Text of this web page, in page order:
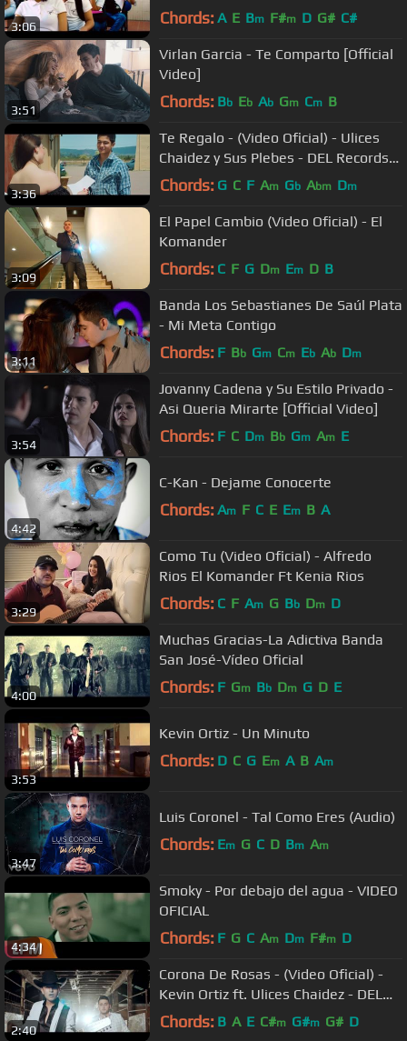
3:06
Oficial) | DEL Records
Chords: A E Bm F#m D G# C#
3:51
Virlan Garcia - Te Comparto [Official
Video]
Chords: Bb Eb Ab Gm Cm B
3:36
Te Regalo - (Video Oficial) - Ulices
Chaidez y Sus Plebes - DEL Records
2017
Chords: G C F Am Gb Abm Dm
3:09
El Papel Cambio (Video Oficial) - El
Komander
Chords: C F G Dm Em D B
3:11
Banda Los Sebastianes De Saúl Plata
- Mi Meta Contigo
Chords: F Bb Gm Cm Eb Ab Dm
3:54
Jovanny Cadena y Su Estilo Privado -
Asi Queria Mirarte [Official Video]
Chords: F C Dm Bb Gm Am E
4:42
C-Kan - Dejame Conocerte
Chords: Am F C E Em B A
3:29
Como Tu (Video Oficial) - Alfredo
Rios El Komander Ft Kenia Rios
Chords: C F Am G Bb Dm D
4:00
Muchas Gracias-La Adictiva Banda
San José-Vídeo Oficial
Chords: F Gm Bb Dm G D E
3:53
Kevin Ortiz - Un Minuto
Chords: D C G Em A B Am
3:47
Luis Coronel - Tal Como Eres (Audio)
Chords: Em G C D Bm Am
4:34
Smoky - Por debajo del agua - VIDEO
OFICIAL
Chords: F G C Am Dm F#m D
2:40
Corona De Rosas - (Video Oficial) -
Kevin Ortiz ft. Ulices Chaidez - DEL
Records 2017
Chords: B A E C#m G#m G# D